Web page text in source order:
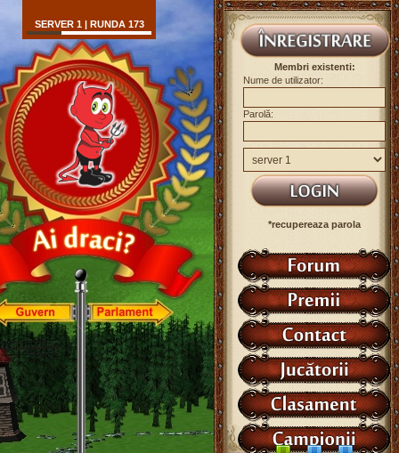
SERVER 1 | RUNDA 173
Membri existenti:
Nume de utilizator:
Parolă:
*recupereaza parola